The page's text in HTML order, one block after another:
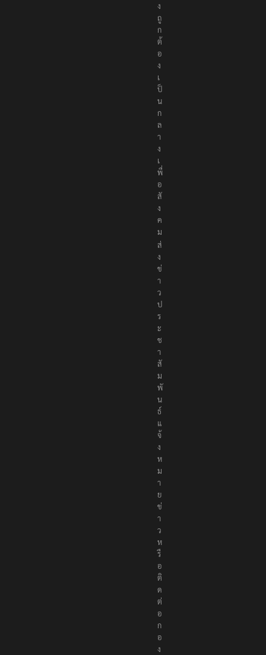
ง
ถู
ก
ต้
อ
ง
เ
ป็
น
ก
ล
า
ง
เ
พื่
อ
สั
ง
ค
ม
ส่
ง
ข่
า
ว
ป
ร
ะ
ช
า
สั
ม
พั
น
ธ์
แ
จ้
ง
ห
ม
า
ย
ข่
า
ว
ห
รื
อ
ติ
ด
ต่
อ
ก
อ
ง